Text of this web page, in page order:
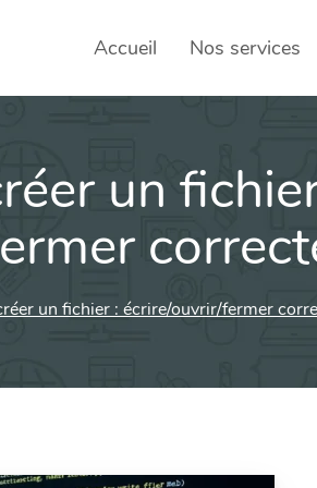
Accueil Nos services
SEO
Social
un
un fichier : écrire/ouvrir/fermer